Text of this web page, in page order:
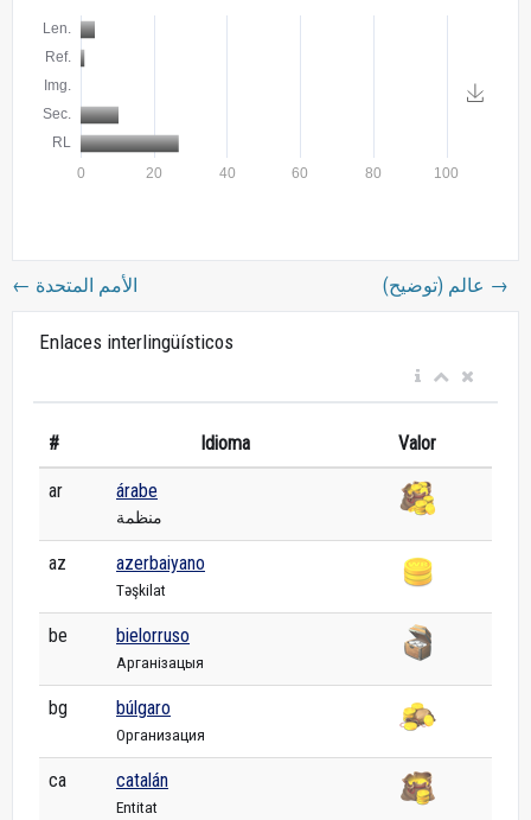
← الأمم المتحدة →
Enlaces interlingüísticos
# Idioma Valor
ar árabe
منظمة
az azerbaiyano
Təşkilat
be bielorruso
Арганізацыя
bg búlgaro
Организация
ca catalán
Entitat